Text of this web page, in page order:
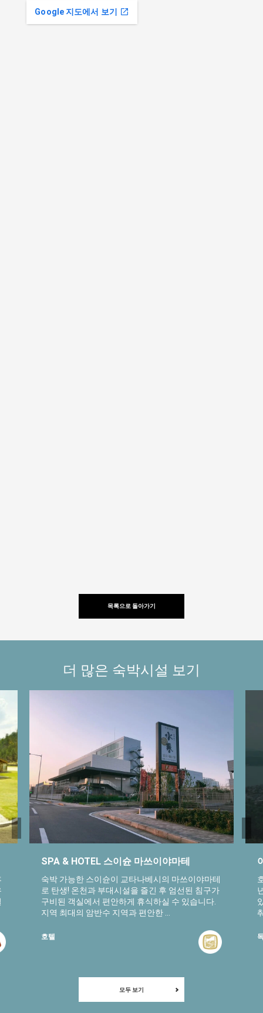
Google 지도에서 보기
목록으로 돌아가기
더 많은 숙박시설 보기
SPA & HOTEL 스이슌 마쓰이야마테
숙박 가능한 스이슌이 교타나베시의 마쓰이야마테
로 탄생! 온천과 부대시설을 즐긴 후 엄선된 침구가
구비된 객실에서 편안하게 휴식하실 수 있습니다.
지역 최대의 암반수 지역과 편안한 ...
호텔
모두 보기